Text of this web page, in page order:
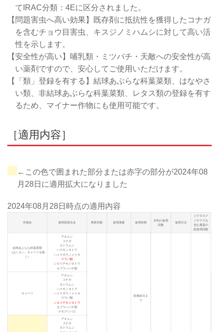
てIRAC分類：4Eに区分されました。
【問題害虫へ高い効果】既存剤に抵抗性を獲得したコナガ
を含むチョウ目害虫、キスジノミハムシに対して高い活
性を示します。
【安全性が高い】哺乳類・ミツバチ・天敵への安全性が高
い薬剤ですので、安心してご使用いただけます。
【「類」登録を有する】結球あぶらな科葉菜類、はなやさ
い類、非結球あぶらな科葉菜類、レタス類の登録を有す
るため、マイナー作物にも使用可能です。
［適用内容］
←この色で囲まれた部分または赤字の部分が2024年08
月28日に適用拡大になりました
2024年08月28日 時点の適用内容
作物名 適用病害虫名 希釈倍数 使用液量 使用時期
本剤の使用
回数
使用方法
ジクロロメ
ゾチアズを
含む農薬の
総使用回数
結球あぶらな科葉菜類
（はくさい、キャベツを除
く）
アオムシ
コナガ
ヨトウムシ
ハスモンヨトウ
ハイマダラノメイガ
ウワバ類
シロイチモジヨトウ
カブラハバチ類
収穫前日ま
で
キャベツ
アオムシ
コナガ
ヨトウムシ
ハスモンヨトウ
ハイマダラノメイガ
ウワバ類
シロイチモジヨトウ
カブラハバチ類
ナモグリバエ
アオムシ
コナガ
ヨトウムシ